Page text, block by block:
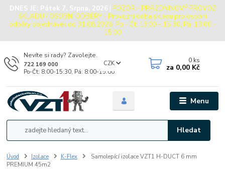
DNES JE: Pátek 7. Srpna, 2026 | POZOR - PRÁZDNINOVÝ PROVOZ
SKLADU / OSOBNÍ ODBĚRY - Provozní doba skladu pro osobní
odběry objednávek do 31.08.2026: Po - Čt: 13:00 - 15:30, Pá: 13:00 -
15:00
Menu
CZK
Hledat
Nevíte si rady? Zavolejte.
722 169 000
Po-Čt: 8:00-15:30, Pá: 8:00-15:00
0 ks
za 0,00 Kč
Úvod Izolace K-Flex
Samolepící izolace VZT1 H-DUCT 6 mm
PREMIUM 45m2